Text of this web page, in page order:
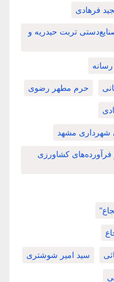
فرهادی
تربت حیدریه و
حرم مطهر رضوی
شهرداری مشهد
کشاورزی
سید امیر شوشتری